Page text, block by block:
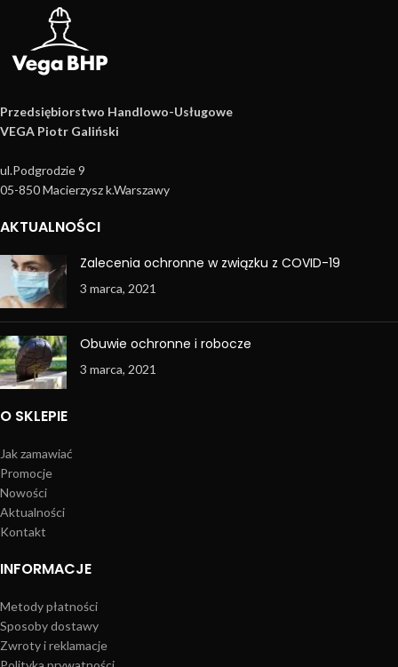
Przedsiębiorstwo Handlowo­-Usługowe
VEGA Piotr Galiński
ul.Podgrodzie 9
05-850 Macierzysz k.Warszawy
AKTUALNOŚCI
Zalecenia ochronne w związku z COVID-19
3 marca, 2021
Obuwie ochronne i robocze
3 marca, 2021
O SKLEPIE
Jak zamawiać
Promocje
Nowości
Aktualności
Kontakt
INFORMACJE
Metody płatności
Sposoby dostawy
Zwroty i reklamacje